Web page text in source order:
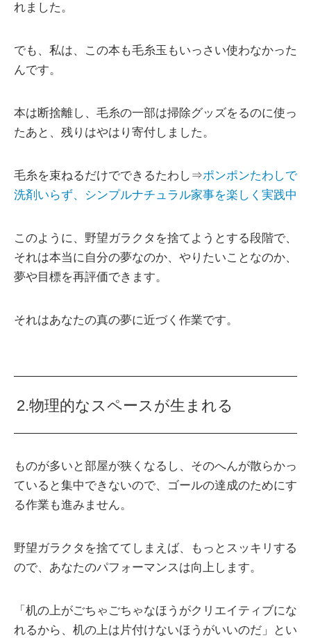
れました。
でも、私は、この本も毛糸玉もいっさい使わなかった
んです。
本は断捨離し、毛糸の一部は掃除グッズをるのに使っ
たあと、残りはやはり寄付しました。
毛糸を束ねるだけでできるたわし⇒ポンポンたわしで
洗剤いらず、シンプルナチュラル家事を楽しく実践中
このように、野望ガラクタを捨てようとする段階で、
それは本当に自分の夢なのか、やりたいことなのか、
夢や目標を再評価できます。
それはあなたの真の夢に近づく作業です。
2.物理的なスペースが生まれる
ものが多いと部屋が狭くなるし、そのへんが散らかっ
ていると集中できないので、ゴールの達成のためにす
る作業も進みません。
野望ガラクタを捨ててしまえば、もっとスッキリする
ので、あなたのパフォーマンスは向上します。
「机の上がごちゃごちゃなほうがクリエイティブにな
れるから、机の上は片付けないほうがいいのだ」とい